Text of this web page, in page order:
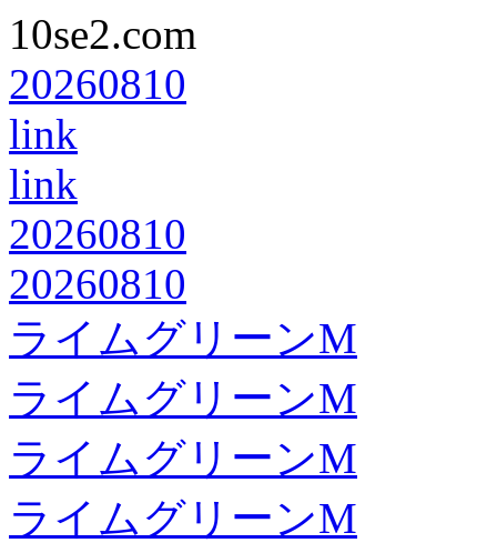
10se2.com
20260810
link
link
20260810
20260810
ライムグリーンM
ライムグリーンM
ライムグリーンM
ライムグリーンM